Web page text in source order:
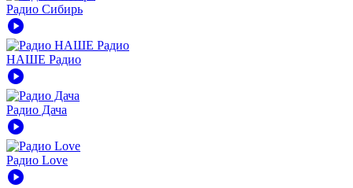
Радио Сибирь
play_circle
НАШЕ Радио
play_circle
Радио Дача
play_circle
Радио Love
play_circle